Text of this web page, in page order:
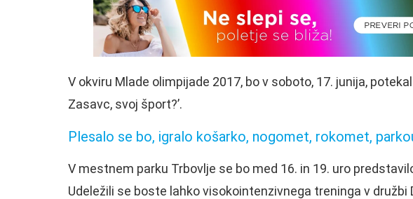
V okviru Mlade olimpijade 2017, bo v soboto, 17. junija,
Zasavc, svoj šport?’.
Plesalo se bo, igralo košarko, nogomet, rokomet,
V mestnem parku Trbovlje se bo med 16. in 19. uro
Udeležili se boste lahko visokointenzivnega treninga v družbi